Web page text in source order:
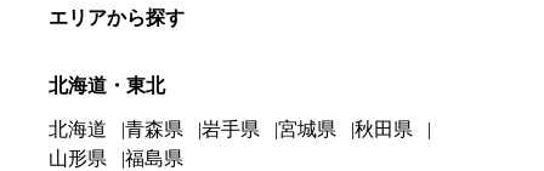
エリアから探す
北海道・東北
北海道 青森県 岩手県 宮城県
秋田県
山形県
福島県